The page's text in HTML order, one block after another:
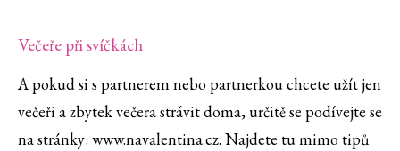
Večeře při svíčkách
A pokud si s partnerem nebo partnerkou chcete užít jen
večeři a zbytek večera strávit doma, určitě se podívejte se
na stránky: www.navalentina.cz. Najdete tu mimo tipů